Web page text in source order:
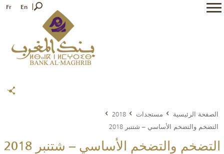
Fr En
الصفحة الرئيسية مستجدات
2018
التضخم والتضخم الأساسي – شتنبر 2018
التضخم والتضخم الأساسي – شتنبر 2018